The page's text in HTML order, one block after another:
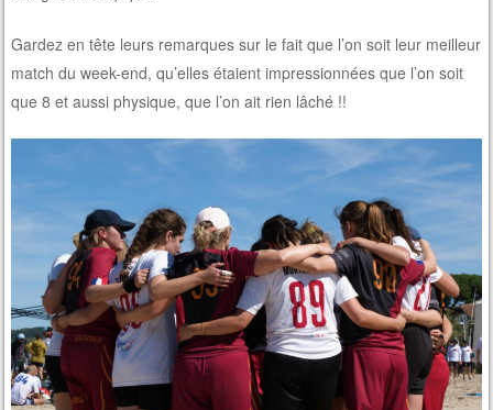
Gardez en tête leurs remarques sur le fait que l’on soit leur meilleur
match du week-end, qu’elles étaient impressionnées que l’on soit
que 8 et aussi physique, que l’on ait rien lâché !!